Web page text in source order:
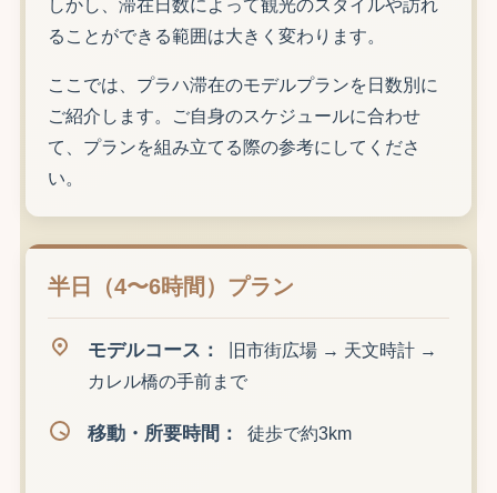
しかし、滞在日数によって観光のスタイルや訪れ
ることができる範囲は大きく変わります。
ここでは、プラハ滞在のモデルプランを日数別に
ご紹介します。ご自身のスケジュールに合わせ
て、プランを組み立てる際の参考にしてくださ
い。
半日（4〜6時間）プラン
モデルコース：
旧市街広場 → 天文時計 →
カレル橋の手前まで
移動・所要時間： 徒歩で約3km